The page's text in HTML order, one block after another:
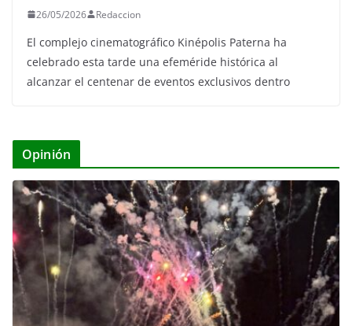
26/05/2026 Redaccion
El complejo cinematográfico Kinépolis Paterna ha
celebrado esta tarde una efeméride histórica al
alcanzar el centenar de eventos exclusivos dentro
Opinión